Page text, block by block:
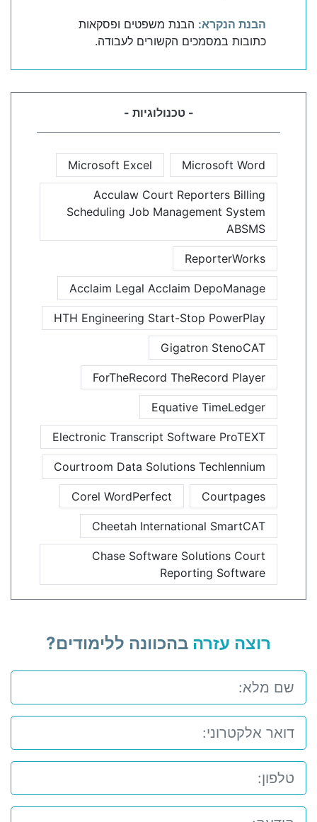
הבנת הנקרא: הבנת משפטים ופסקאות
כתובות במסמכים הקשורים לעבודה.
- טכנולוגיות -
Microsoft Word
Microsoft Excel
Acculaw Court Reporters Billing
Scheduling Job Management System
ABSMS
ReporterWorks
Acclaim Legal Acclaim DepoManage
HTH Engineering Start-Stop PowerPlay
Gigatron StenoCAT
ForTheRecord TheRecord Player
Equative TimeLedger
Electronic Transcript Software ProTEXT
Courtroom Data Solutions Techlennium
Courtpages
Corel WordPerfect
Cheetah International SmartCAT
Chase Software Solutions Court
Reporting Software
רוצה עזרה בהכוונה ללימודים?